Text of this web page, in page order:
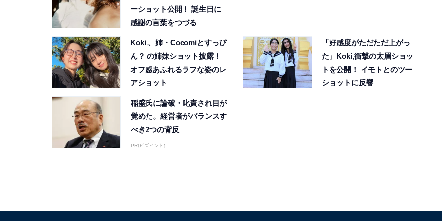
ーショット公開！ 誕生日に
感謝の言葉をつづる
Koki,、姉・Cocomiとすっぴ
ん？ の姉妹ショット披露！
オフ感あふれるラフな姿のレ
アショット
「好感度がただただ上がっ
た」Koki,衝撃の太眉ショッ
トを公開！ イモトとのツー
ショットに反響
稲盛氏に論破・叱責され目が
覚めた。経営者がバランスす
べき2つの背反
PR(ビズヒント)